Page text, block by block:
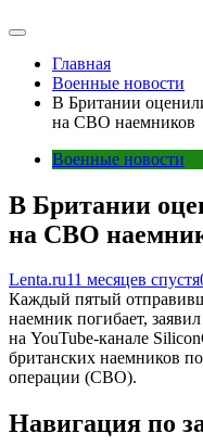
Главная
Военные новости
В Британии
на СВО наемников
Военные новости
В Британии
на СВО
Lenta.ru11 месяцев спустя
Каждый пятый
наемник погибает,
на YouTube-канале
британских наемников
операции (СВО).
Навигация по